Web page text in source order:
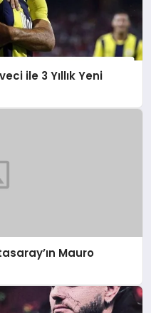
ile 3 Yıllık Yeni
Mauro